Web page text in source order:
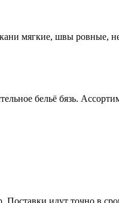
мягкие, швы ровные,
бельё бязь.
идут точно в